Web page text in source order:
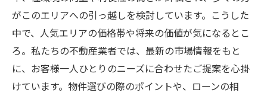
がこのエリアへの引っ越しを検討しています。こうした
中で、人気エリアの価格帯や将来の価値が気になるとこ
ろ。私たちの不動産業者では、最新の市場情報をもと
に、お客様一人ひとりのニーズに合わせたご提案を心掛
けています。物件選びの際のポイントや、ローンの相